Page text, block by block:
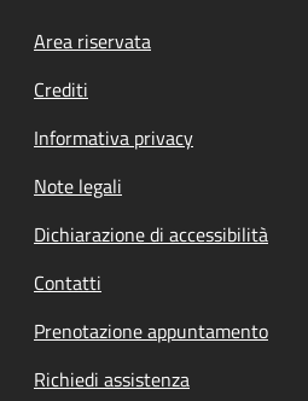
Footer menu
Area riservata
Crediti
Informativa privacy
Note legali
Dichiarazione di accessibilità
Contatti
Prenotazione appuntamento
Richiedi assistenza